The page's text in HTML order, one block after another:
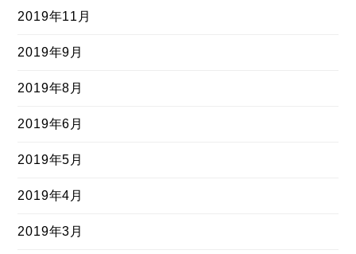
2019年11月
2019年9月
2019年8月
2019年6月
2019年5月
2019年4月
2019年3月